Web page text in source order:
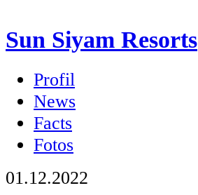
Sun Siyam Resorts
Profil
News
Facts
Fotos
01.12.2022